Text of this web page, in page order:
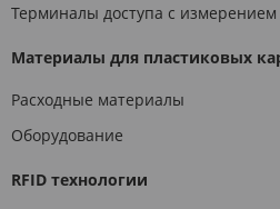
Терминалы доступа с
Материалы для пластиковых
Расходные материалы
Оборудование
RFID технологии